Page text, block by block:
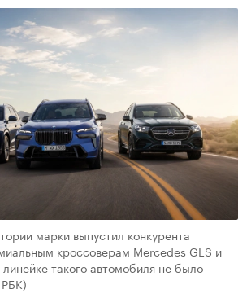
марки выпустил конкурента
кроссоверам Mercedes GLS и
такого автомобиля не было